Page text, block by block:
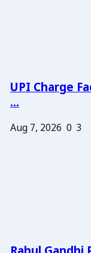
UPI Charge
...
Aug 7, 2026 0 3